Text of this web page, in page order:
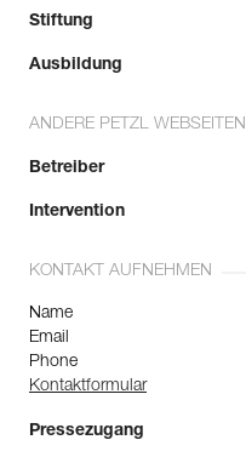
Stiftung
Ausbildung
ANDERE PETZL WEBSEITEN
Betreiber
Intervention
KONTAKT AUFNEHMEN
Name
Email
Phone
Kontaktformular
Pressezugang